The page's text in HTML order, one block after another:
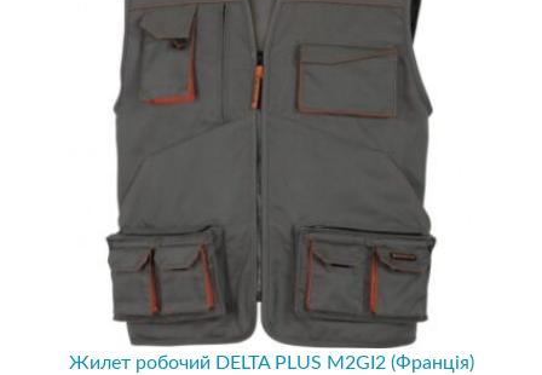
Жилет робочий DELTA PLUS M2GI2 (Франція)